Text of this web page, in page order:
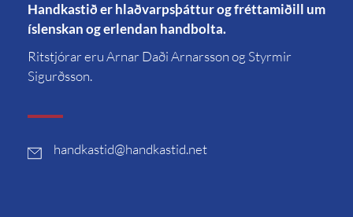
Handkastið er hlaðvarpsþáttur og fréttamiðill um
íslenskan og erlendan handbolta.
Ritstjórar eru Arnar Daði Arnarsson og Styrmir
Sigurðsson.
handkastid@handkastid.net